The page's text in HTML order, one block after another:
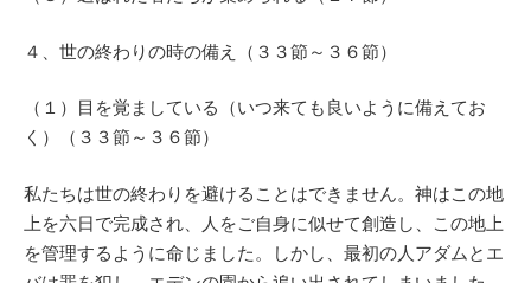
４、世の終わりの時の備え（３３節～３６節）
（１）目を覚ましている（いつ来ても良いように備えてお
く）（３３節～３６節）
私たちは世の終わりを避けることはできません。神はこの地
上を六日で完成され、人をご自身に似せて創造し、この地上
を管理するように命じました。しかし、最初の人アダムとエ